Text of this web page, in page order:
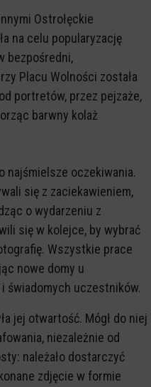
Ostrołęckie
na celu popularyzację
bezpośredni,
Placu Wolności została
portretów, przez pejzaże,
barwny kolaż
najśmielsze oczekiwania.
się z zaciekawieniem,
o wydarzeniu z
się w kolejce, by wybrać
Wszystkie prace
nowe domy u
świadomych uczestników.
jej otwartość. Mógł do niej
niezależnie od
należało dostarczyć
zdjęcie w formie